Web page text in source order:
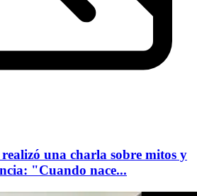
una charla sobre mitos y
"Cuando nace...